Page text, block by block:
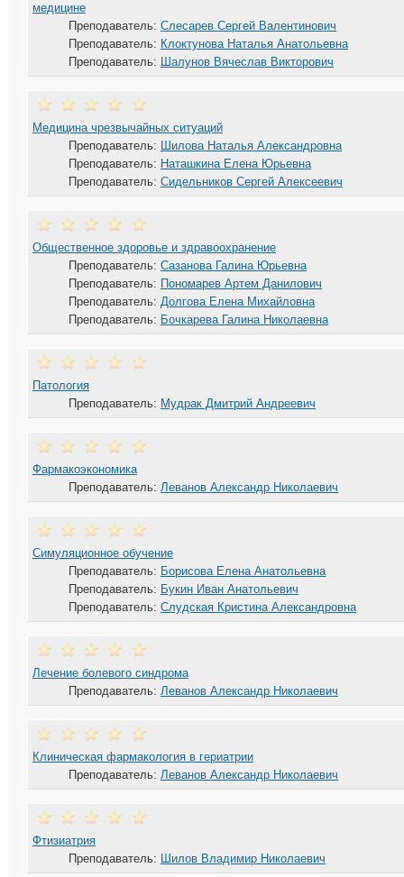
медицине
Преподаватель: Слесарев Сергей Валентинович
Преподаватель: Клоктунова Наталья Анатольевна
Преподаватель: Шалунов Вячеслав Викторович
Медицина чрезвычайных ситуаций
Преподаватель: Шилова Наталья Александровна
Преподаватель: Наташкина Елена Юрьевна
Преподаватель: Сидельников Сергей Алексеевич
Общественное здоровье и здравоохранение
Преподаватель: Сазанова Галина Юрьевна
Преподаватель: Пономарев Артем Данилович
Преподаватель:
Долгова Елена Михайловна
Преподаватель: Бочкарева Галина Николаевна
Патология
Преподаватель: Мудрак Дмитрий Андреевич
Фармакоэкономика
Преподаватель: Леванов Александр Николаевич
Симуляционное обучение
Преподаватель: Борисова Елена Анатольевна
Преподаватель: Букин Иван Анатольевич
Преподаватель: Слудская Кристина Александровна
Лечение болевого синдрома
Преподаватель: Леванов Александр Николаевич
Клиническая фармакология в гериатрии
Преподаватель: Леванов Александр Николаевич
Фтизиатрия
Преподаватель:
Шилов Владимир Николаевич